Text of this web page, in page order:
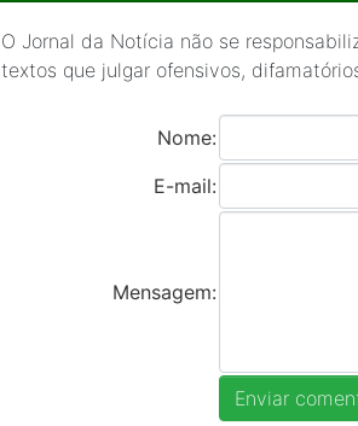
O Jornal da Notícia não se
textos que julgar ofensivos,
Nome:
E-mail:
Mensagem: